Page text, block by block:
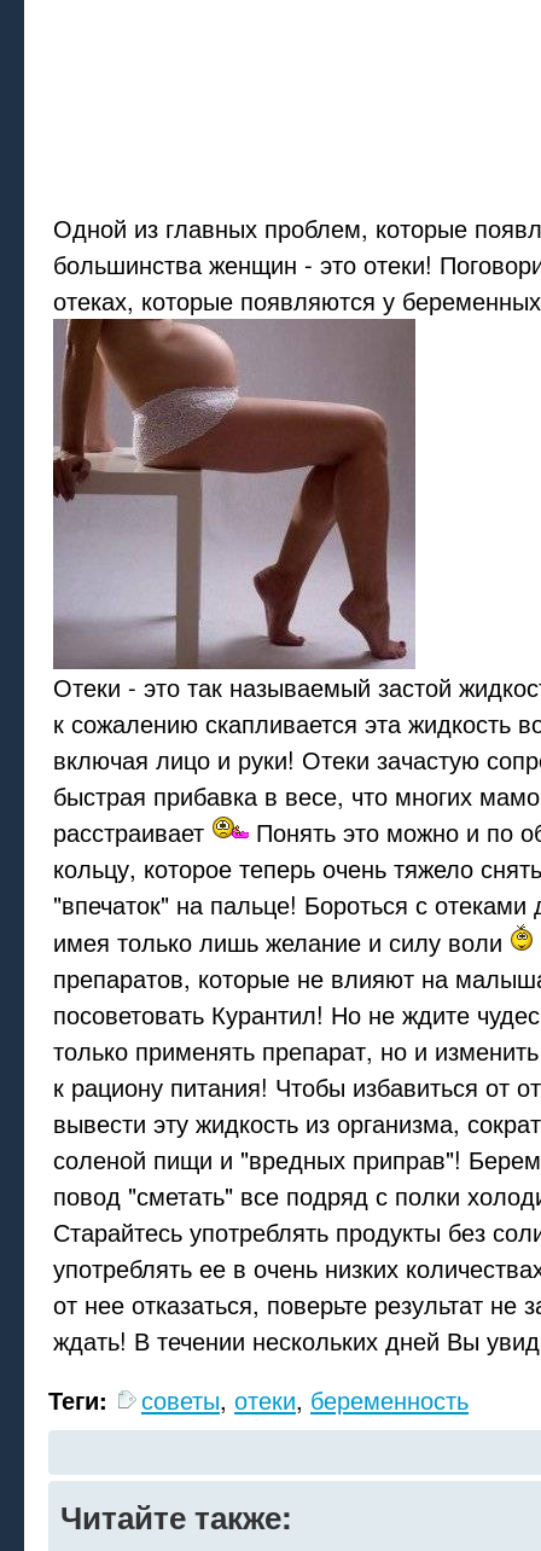
Одной из главных проблем, которые
большинства женщин - это отеки!
отеках, которые появляются у
Отеки - это так называемый застой
к сожалению скапливается эта жидкость
включая лицо и руки! Отеки зачастую
быстрая прибавка в весе, что многих
расстраивает
Понять это можно и по
кольцу, которое теперь очень тяжело
"впечаток" на пальце! Бороться с отеками
имея только лишь желание и силу воли
препаратов, которые не влияют на
посоветовать Курантил! Но не ждите
только применять препарат, но и
к рациону питания! Чтобы избавиться от
вывести эту жидкость из организма,
соленой пищи и "вредных приправ"!
повод "сметать" все подряд с полки
Старайтесь употреблять продукты без
употреблять ее в очень низких
от нее отказаться, поверьте результат не
ждать! В течении нескольких дней Вы
Теги:
советы, отеки, беременность
Читайте также: